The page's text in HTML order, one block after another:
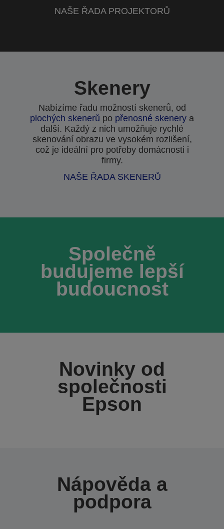
NAŠE ŘADA PROJEKTORŮ
Skenery
Nabízíme řadu možností skenerů, od
plochých skenerů po přenosné skenery a
další. Každý z nich umožňuje rychlé
skenování obrazu ve vysokém rozlišení,
což je ideální pro potřeby domácnosti i
firmy.
NAŠE ŘADA SKENERŮ
Společně
budujeme lepší
budoucnost
Novinky od
společnosti
Epson
Nápověda a
podpora